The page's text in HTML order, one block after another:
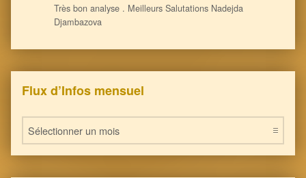
Très bon analyse . Meilleurs Salutations Nadejda
Djambazova
Flux d’Infos mensuel
Flux d’Infos mensuel